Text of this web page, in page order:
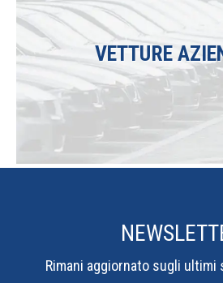
VETTURE
Le migliori auto per
professionisti.
Rimani aggiornato sugli ultimi